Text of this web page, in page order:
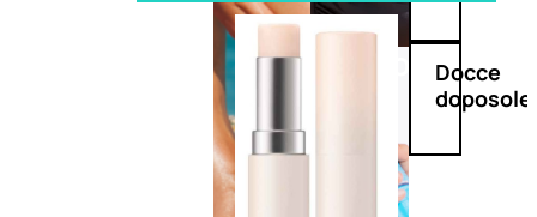
Doposole
Docce
doposole